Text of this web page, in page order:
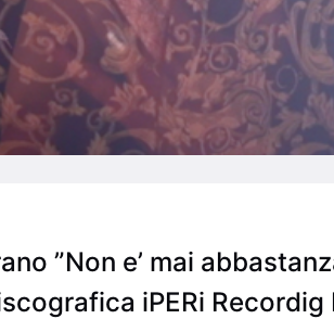
”Non e’ mai
iPERi Recordig